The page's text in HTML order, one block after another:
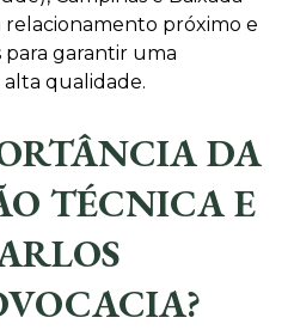
próximo e
garantir uma
alta qualidade.
DA
TÉCNICA E